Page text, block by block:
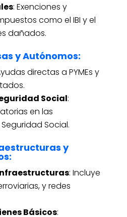
: Exenciones y
como el IBI y el
dañados.
y Autónomos:
directas a PYMEs y
Social:
en las
Social.
y
:
: Incluye
y redes
Básicos: